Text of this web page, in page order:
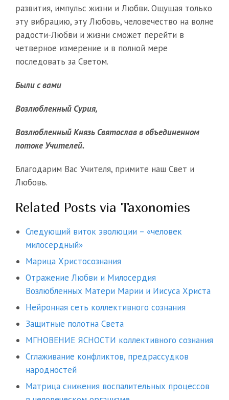
развития, импульс жизни и Любви. Ощущая только
эту вибрацию, эту Любовь, человечество на волне
радости-Любви и жизни сможет перейти в
четверное измерение и в полной мере
последовать за Светом.
Были с вами
Возлюбленный Сурия,
Возлюбленный Князь Святослав в объединенном
потоке Учителей.
Благодарим Вас Учителя, примите наш Свет и
Любовь.
Related Posts via Taxonomies
Следующий виток эволюции – «человек
милосердный»
Марица Христосознания
Отражение Любви и Милосердия
Возлюбленных Матери Марии и Иисуса Христа
Нейронная сеть коллективного сознания
Защитные полотна Света
МГНОВЕНИЕ ЯСНОСТИ коллективного сознания
Сглаживание конфликтов, предрассудков
народностей
Матрица снижения воспалительных процессов